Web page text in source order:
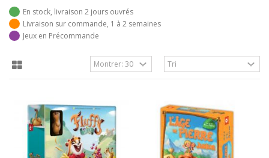
En stock, livraison 2 jours ouvrés
Livraison sur commande, 1 à 2 semaines
Jeux en Précommande